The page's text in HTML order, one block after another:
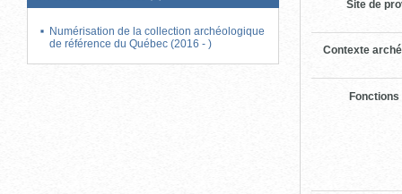
Numérisation de la collection archéologique
de référence du Québec (2016 - )
Site de
Contexte
Fonctions